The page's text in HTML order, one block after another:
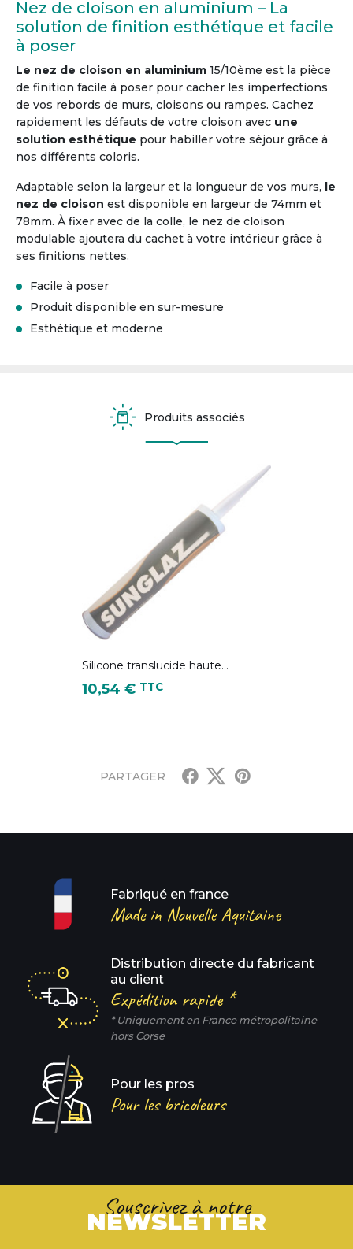
Nez de cloison en aluminium – La
solution de finition esthétique et facile
à poser
Le nez de cloison en aluminium 15/10ème est la pièce
de finition facile à poser pour cacher les imperfections
de vos rebords de murs, cloisons ou rampes. Cachez
rapidement les défauts de votre cloison avec une
solution esthétique pour habiller votre séjour grâce à
nos différents coloris.
Adaptable selon la largeur et la longueur de vos murs, le
nez de cloison est disponible en largeur de 74mm et
78mm. À fixer avec de la colle, le nez de cloison
modulable ajoutera du cachet à votre intérieur grâce à
ses finitions nettes.
Facile à poser
Produit disponible en sur-mesure
Esthétique et moderne
Produits associés
Silicone translucide haute...
Prix
10,54 € TTC
PARTAGER
Fabriqué en france
Made in Nouvelle Aquitaine
Distribution directe du fabricant
au client
Expédition rapide *
* Uniquement en France métropolitaine
hors Corse
Pour les pros
Pour les bricoleurs
Souscrivez à notre
NEWSLETTER